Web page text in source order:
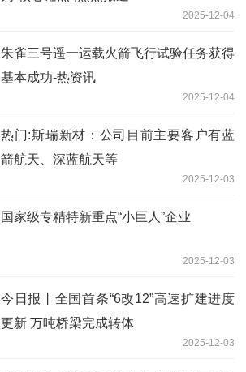
2025-12-04
朱雀三号遥一运载火箭飞行试验任务获得
基本成功-热资讯
2025-12-04
热门:斯瑞新材：公司目前主要客户有蓝
箭航天、深蓝航天等
2025-12-03
国家级专精特新重点“小巨人”企业
2025-12-03
今日报丨全国首条“6改12”高速扩建进度
更新 万吨桥梁完成转体
2025-12-03